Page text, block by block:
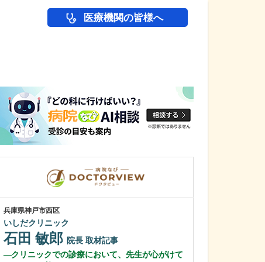
医療機関の皆様へ
兵庫県神戸市西区
いしだクリニック
石田 敏郎 院長 取材記事
クリニックでの診療において、先生が心がけて